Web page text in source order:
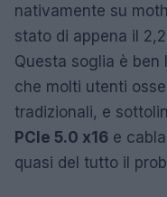
nativamente su
stato di appena il
Questa soglia è
che molti utenti
tradizionali, e
PCIe 5.0 x16 e
quasi del tutto il